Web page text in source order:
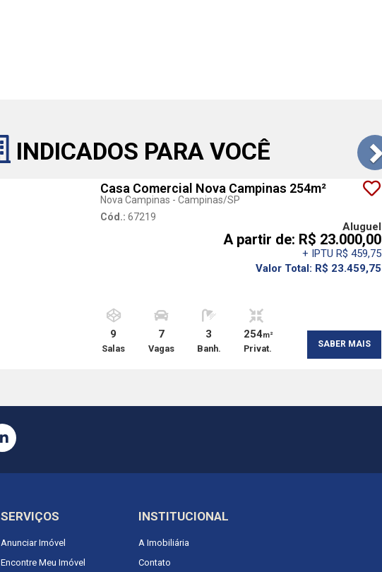
INDICADOS PARA VOCÊ
Casa Comercial Nova Campinas 254m²
Nova Campinas - Campinas/SP
Cód.: 67219
9
Salas
7
Vagas
3
Banh.
254m²
Privat.
Aluguel
A partir de: R$ 23.000,00
+ IPTU R$ 459,75
Valor Total: R$ 23.459,75
SABER MAIS
SERVIÇOS
Anunciar Imóvel
Encontre Meu Imóvel
INSTITUCIONAL
A Imobiliária
Contato